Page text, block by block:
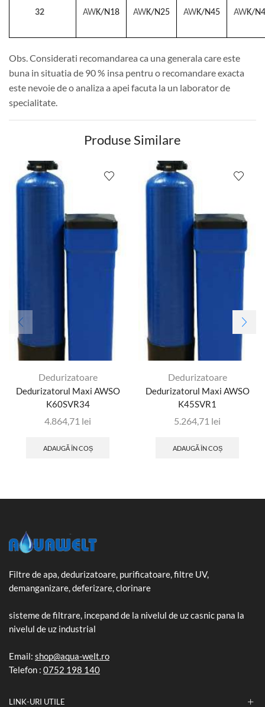
32 AWK/N18 AWK/N25 AWK/N45 AWK/
Obs. Considerati recomandarea ca una generala care este
buna in situatia de 90 % insa pentru o recomandare exacta
este nevoie de o analiza a apei facuta la un laborator de
specialitate.
Produse Similare
Dedurizatoare
Dedurizatorul Maxi AWSO
K60SVR34
4.864,71 lei
ADAUGĂ ÎN COȘ
Dedurizatoare
Dedurizatorul Maxi AWSO
K45SVR1
5.264,71 lei
ADAUGĂ ÎN COȘ
Filtre de apa, dedurizatoare, purificatoare, filtre UV,
demanganizare, deferizare, clorinare
sisteme de filtrare, incepand de la nivelul de uz casnic pana la
nivelul de uz industrial
Email: shop@aqua-welt.ro
Telefon : 0752 198 140
LINK-URI UTILE